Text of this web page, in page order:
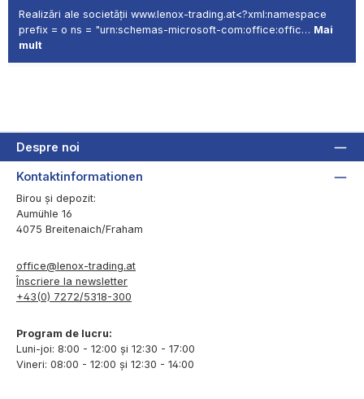
Realizări ale societății www.lenox-trading.at<?xml:namespace
prefix = o ns = "urn:schemas-microsoft-com:office:offic… Mai
mult
Despre noi
Kontaktinformationen
Birou și depozit:
Aumühle 16
4075 Breitenaich/Fraham
office@lenox-trading.at
Înscriere la newsletter
+43(0) 7272/5318-300
Program de lucru:
Luni-joi: 8:00 - 12:00 și 12:30 - 17:00
Vineri: 08:00 - 12:00 și 12:30 - 14:00